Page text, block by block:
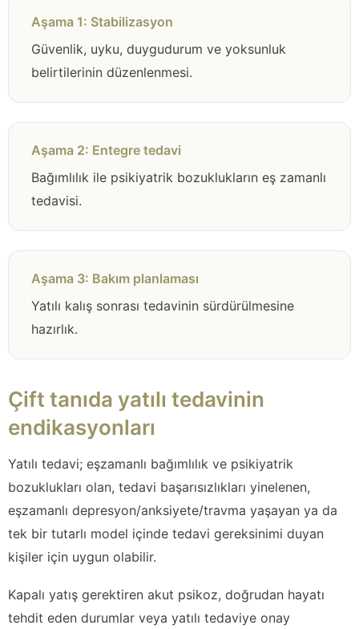
Aşama 1: Stabilizasyon
Güvenlik, uyku, duygudurum ve yoksunluk
belirtilerinin düzenlenmesi.
Aşama 2: Entegre tedavi
Bağımlılık ile psikiyatrik bozuklukların eş zamanlı
tedavisi.
Aşama 3: Bakım planlaması
Yatılı kalış sonrası tedavinin sürdürülmesine
hazırlık.
Çift tanıda yatılı tedavinin
endikasyonları
Yatılı tedavi; eşzamanlı bağımlılık ve psikiyatrik
bozuklukları olan, tedavi başarısızlıkları yinelenen,
eşzamanlı depresyon/anksiyete/travma yaşayan ya da
tek bir tutarlı model içinde tedavi gereksinimi duyan
kişiler için uygun olabilir.
Kapalı yatış gerektiren akut psikoz, doğrudan hayatı
tehdit eden durumlar veya yatılı tedaviye onay